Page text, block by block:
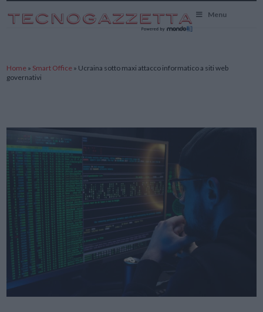
Menu
Home » Smart Office » Ucraina sotto maxi attacco informatico a siti web
governativi